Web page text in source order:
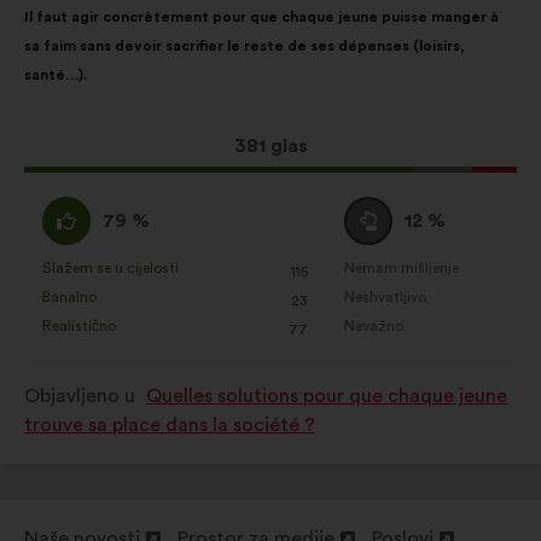
prijedloga:
Il faut agir concrètement pour que chaque jeune puisse manger à
sa faim sans devoir sacrifier le reste de ses dépenses (loisirs,
santé…).
Ovaj
prijedlog
381 glas
raspodjelu:
Slažem
:
79 %
stavljena
oznaka:
Slažem se u cijelosti
: 115
put
Banalno
: 23
put
Realistično
: 77
put
Niti
se
slažem
niti
neslažem
12 %
stavljena
Nemam mišljenje
:put
Neshvatljivo
:put
Nevažno
:put
Objavljeno u
Quelles solutions pour que chaque jeune
trouve sa place dans la société ?
Društvene mreže:kolačići kojima
lakše optimiziramo naš utjecaj